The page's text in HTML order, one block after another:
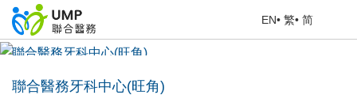
EN• 繁• 简
聯合醫務牙科中心(旺角)
聯合醫務牙科中心(旺角)